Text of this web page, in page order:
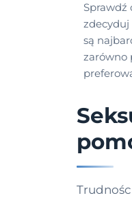
Sprawdź
zdecyduj
są
zarówno